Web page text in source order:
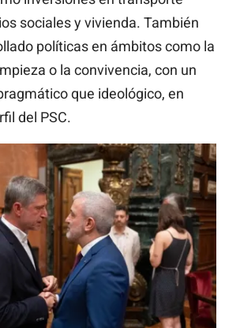
sociales y vivienda. También
políticas en ámbitos como la
o la convivencia, con un
que ideológico, en
del PSC.